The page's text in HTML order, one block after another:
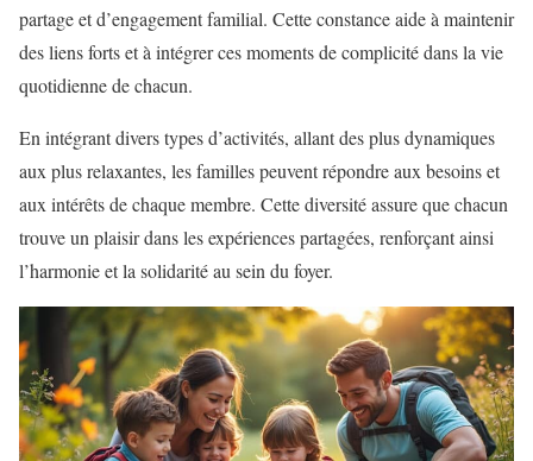
partage et d’engagement familial. Cette constance aide à maintenir
des liens forts et à intégrer ces moments de complicité dans la vie
quotidienne de chacun.
En intégrant divers types d’activités, allant des plus dynamiques
aux plus relaxantes, les familles peuvent répondre aux besoins et
aux intérêts de chaque membre. Cette diversité assure que chacun
trouve un plaisir dans les expériences partagées, renforçant ainsi
l’harmonie et la solidarité au sein du foyer.